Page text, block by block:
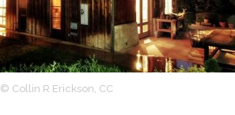
© Collin R Erickson, CC